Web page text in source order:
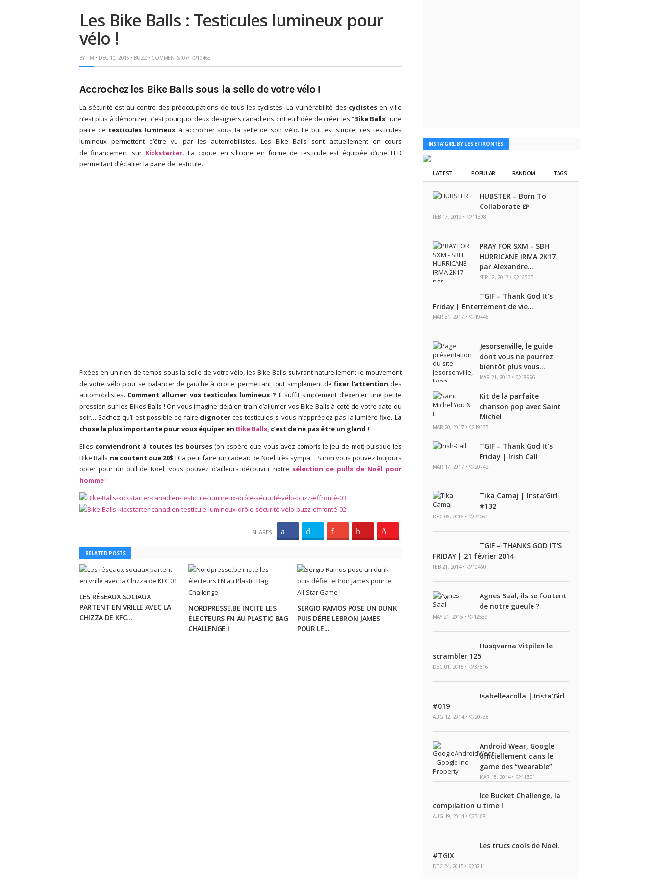
Les Bike Balls : Testicules lumineux pour
vélo !
BYTIM • DEC 10, 2015 • BUZZ • COMMENTS (0)• 10463
Accrochez les Bike Balls sous la selle de votre vélo !
La sécurité est au centre des préoccupations de tous les cyclistes. La vulnérabilité des cyclistesen ville
n’est plus à démontrer, c’est pourquoi deux designers canadiens ont eu l’idée de créer les “Bike Balls” une
paire de testicules lumineux à accrocher sous la selle de son vélo. Le but est simple, ces testicules
lumineux permettent d’être vu par les automobilistes. Les Bike Balls sont actuellement en cours
de financement sur Kickstarter. La coque en silicone en forme de testicule est équipée d’une LED
permettant d’éclairer la paire de testicule.
Fixées en un rien de temps sous la selle de votre vélo, les Bike Balls suivront naturellement le mouvement
de votre vélo pour se balancer de gauche à droite, permettant tout simplement defixer l’attention des
automobilistes. Comment allumer vos testicules lumineux ? Il suffit simplement d’exercer une petite
pression sur les Bikes Balls ! On vous imagine déjà en train d’allumer vos Bike Balls à coté de votre date du
soir… Sachez qu’il est possible de faire clignoterces testicules si vous n’appréciez pas la lumière fixe. La
chose la plus importante pour vous équiper en Bike Balls, c’est de ne pas être un gland !
Elles conviendront à toutes les bourses(on espère que vous avez compris le jeu de mot) puisque les
Bike Balls ne coutent que 20$ ! Ca peut faire un cadeau de Noël très sympa… Sinon vous pouvez toujours
opter pour un pull de Noël, vous pouvez d’ailleurs découvrir notre sélection de pulls de Noël pour
homme!
SHARES
RELATED POSTS
LES RÉSEAUX SOCIAUX
PARTENT EN VRILLE AVEC LA
CHIZZA DE KFC...
NORDPRESSE.BE INCITE LES
ÉLECTEURS FN AU PLASTIC BAG
CHALLENGE !
SERGIO RAMOS POSE UN DUNK
PUIS DÉFIE LEBRON JAMES
POUR LE...
INSTA'GIRL BY LES EFFRONTÉS
LATEST POPULAR RANDOM TAGS
HUBSTER – Born To
Collaborate 🍺
FEB 17, 2019 • 11308
PRAY FOR SXM – SBH
HURRICANE IRMA 2K17
par Alexandre...
SEP 12, 2017 • 16507
TGIF – Thank God It’s
Friday | Enterrement de vie...
MAR 31, 2017 • 19445
Jesorsenville, le guide
dont vous ne pourrez
bientôt plus vous...
MAR 21, 2017 • 18996
Kit de la parfaite
chanson pop avec Saint
Michel
MAR 20, 2017 • 19335
TGIF – Thank God It’s
Friday | Irish Call
MAR 17, 2017 • 20742
Tika Camaj | Insta’Girl
#132
DEC 06, 2016 • 24061
TGIF – THANKS GOD IT’S
FRIDAY | 21 février 2014
FEB 21, 2014 • 10460
Agnes Saal, ils se foutent
de notre gueule ?
MAY 21, 2015 • 12539
Husqvarna Vitpilen le
scrambler 125
DEC 01, 2015 • 37616
Isabelleacolla | Insta’Girl
#019
AUG 12, 2014 • 20735
Android Wear, Google
officiellement dans le
game des “wearable”
MAR 18, 2014 • 11301
Ice Bucket Challenge, la
compilation ultime !
AUG 19, 2014 • 3188
Les trucs cools de Noël.
#TGIX
DEC 24, 2015 • 3211